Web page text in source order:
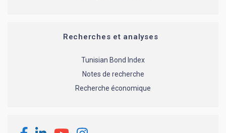
Recherches et analyses
Tunisian Bond Index
Notes de recherche
Recherche économique